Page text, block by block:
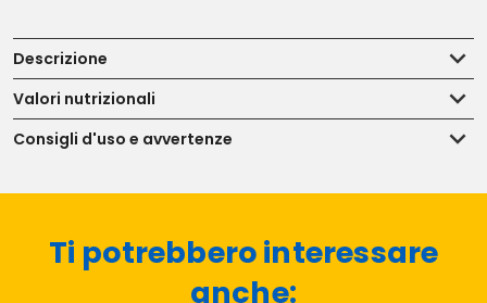
Descrizione
Valori nutrizionali
Consigli d'uso e avvertenze
Ti potrebbero interessare
anche: